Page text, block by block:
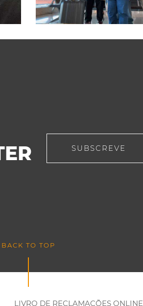
BACK TO TOP
SUBSCREVE
LIVRO DE RECLAMAÇÕES ONLINE